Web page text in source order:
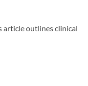
article outlines clinical